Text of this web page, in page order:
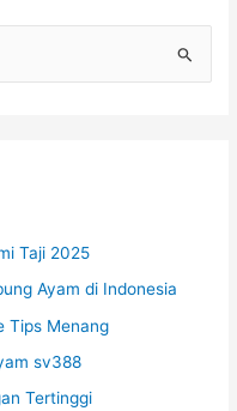
Taji 2025
Ayam di Indonesia
Tips Menang
sv388
Tertinggi